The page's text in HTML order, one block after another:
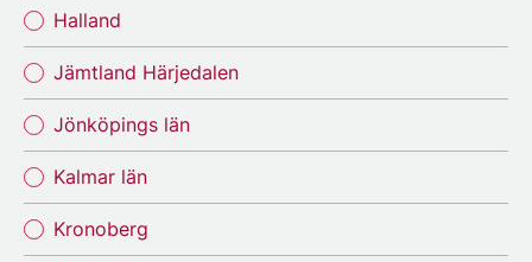
Halland
Jämtland Härjedalen
Jönköpings län
Kalmar län
Kronoberg